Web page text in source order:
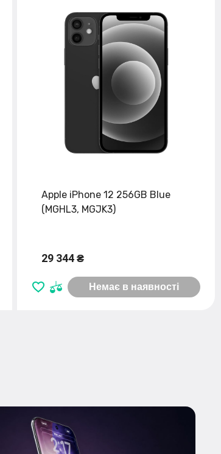
Apple iPhone 12 256GB Blue
(MGHL3, MGJK3)
29 344 ₴
Немає в наявності